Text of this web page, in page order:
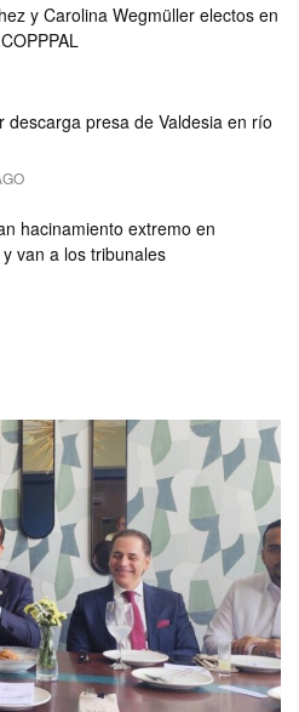
y Carolina Wegmüller electos en
descarga presa de Valdesia en río
hacinamiento extremo en
van a los tribunales